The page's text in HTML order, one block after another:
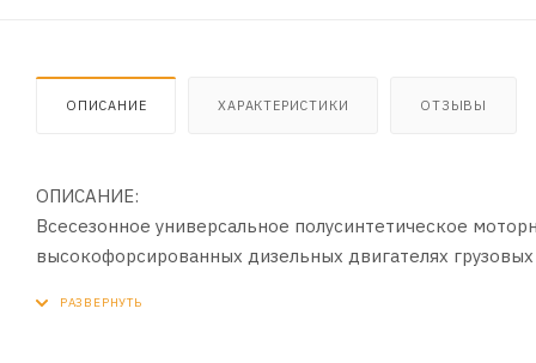
ОПИСАНИЕ ХАРАКТЕРИСТИКИ ОТЗЫВЫ
ОПИСАНИЕ:
Всесезонное универсальное полусинтетическое
высокофорсированных дизельных двигателях